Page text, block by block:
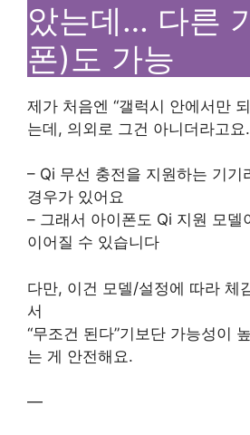
았는데… 다른
폰)도 가능
제가 처음엔 “갤럭시 안에서만
는데, 의외로 그건 아니더라고요.
– Qi 무선 충전을 지원하는 기기
경우가 있어요
– 그래서 아이폰도 Qi 지원 모델
이어질 수 있습니다
다만, 이건 모델/설정에 따라 체
서
“무조건 된다”기보단 가능성이
는 게 안전해요.
—